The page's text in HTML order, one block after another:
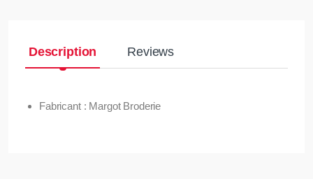
Description Reviews
Fabricant : Margot Broderie